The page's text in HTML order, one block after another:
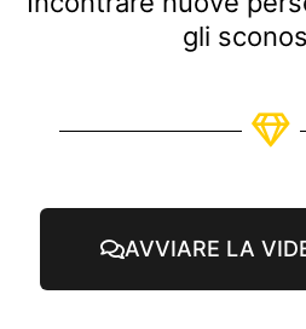
gli
AVVIARE LA